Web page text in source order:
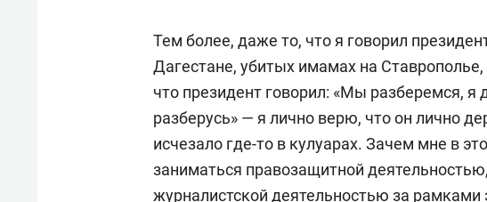
Тем более, даже то, что я говорил
Дагестане, убитых имамах на
что президент говорил: «Мы разберемся, я
разберусь» — я лично верю, что он лично
исчезало где-то в кулуарах. Зачем мне в
заниматься правозащитной
журналистской деятельностью за рамками